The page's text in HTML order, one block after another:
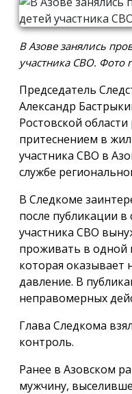
В Азове занялись
участника СВО. Фото
Председатель
Александр
Ростовской
притеснением в
участника СВО в
службе
В Следкоме
после публикации в
участника СВО
проживать в одной
которая оказывает
давление. В
неправомерных
Глава Следкома
контроль.
Ранее в Азовском
мужчину,